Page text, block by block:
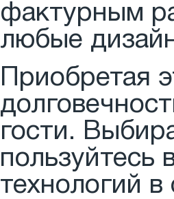
фактурным
любые
Приобретая
гости.
пользуйтесь
технологий